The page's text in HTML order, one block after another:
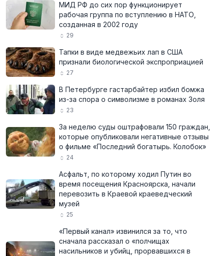
МИД РФ до сих пор функционирует
рабочая группа по вступлению в НАТО,
созданная в 2002 году
29
Тапки в виде медвежьих лап в США
признали биологической экспроприацией
27
В Петербурге гастарбайтер избил бомжа
из-за спора о символизме в романах Золя
23
За неделю суды оштрафовали 150 граждан,
которые опубликовали негативные отзывы
о фильме «Последний богатырь. Колобок»
24
Асфальт, по которому ходил Путин во
время посещения Красноярска, начали
перевозить в Краевой краеведческий
музей
25
«Первый канал» извинился за то, что
сначала рассказал о «полчищах
насильников и убийц, прорвавшихся в